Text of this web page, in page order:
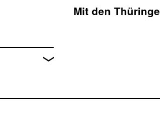
Mit den